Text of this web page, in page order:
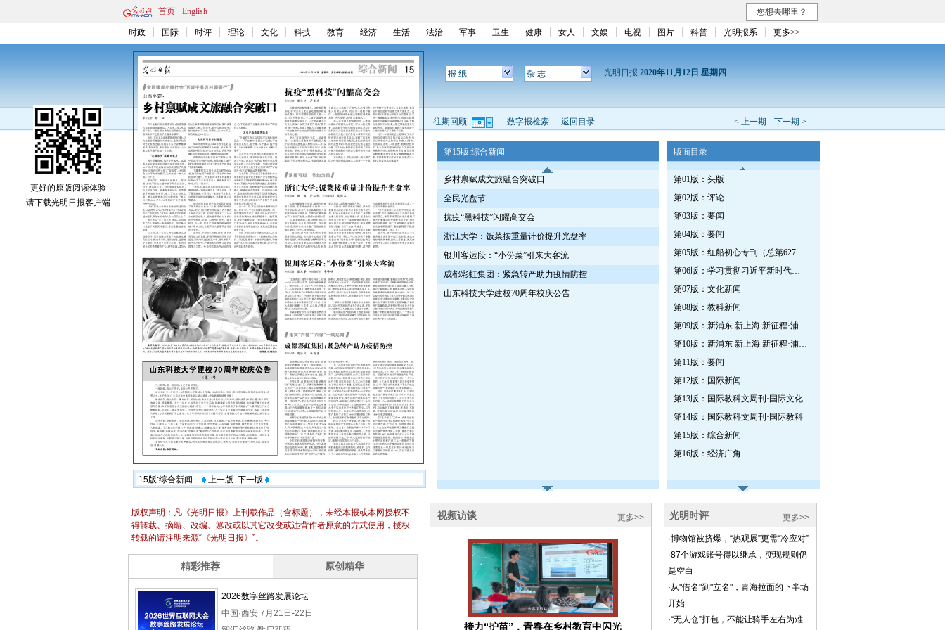
首页 English 您想去哪里？
时政 国际 时评 理论 文化 科技 教育 经济 生活 法治 军事 卫生 健康 女人 文娱 电视 图片 科普 光明报系 更多>>
15版:综合新闻 上一版 下一版
报 纸 杂 志 光明日报 2020年11月12日 星期四
< 上一期 下一期 >
往期回顾 数字报检索 返回目录
第15版:综合新闻
乡村禀赋成文旅融合突破口
全民光盘节
抗疫“黑科技”闪耀高交会
浙江大学：饭菜按重量计价提升光盘率
银川客运段：“小份菜”引来大客流
成都彩虹集团：紧急转产助力疫情防控
山东科技大学建校70周年校庆公告
版面目录
第01版：头版
第02版：评论
第03版：要闻
第04版：要闻
第05版：红船初心专刊（总第627期）
第06版：学习贯彻习近平新时代中国特色社会主义思想专刊（第630期）
第07版：文化新闻
第08版：教科新闻
第09版：新浦东 新上海 新征程·浦东开发开放三十周年特刊
第10版：新浦东 新上海 新征程·浦东开发开放三十周年特刊
第11版：要闻
第12版：国际新闻
第13版：国际教科文周刊·国际文化
第14版：国际教科文周刊·国际教科
第15版：综合新闻
第16版：经济广角
更好的原版阅读体验
请下载光明日报客户端